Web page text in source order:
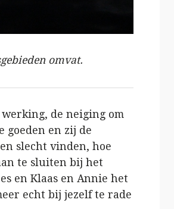
omvat.
de neiging om
goeden en zij de
slecht vinden, hoe
te sluiten bij het
en Klaas en Annie het
echt bij jezelf te rade